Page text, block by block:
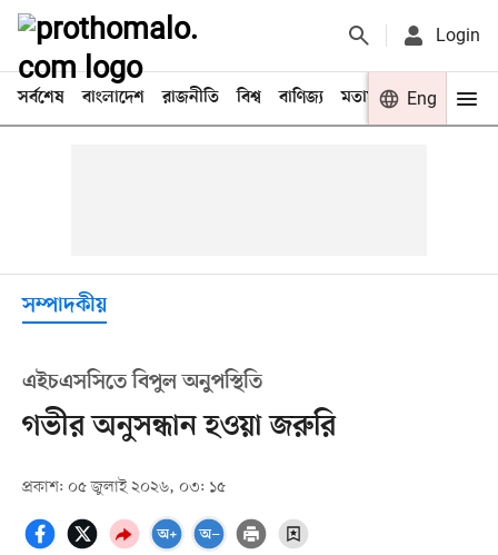
Login
সর্বশেষ বাংলাদেশ রাজনীতি বিশ্ব বাণিজ্য মতামত খেলা
Eng
সম্পাদকীয়
এইচএসসিতে বিপুল অনুপস্থিতি
গভীর অনুসন্ধান হওয়া জরুরি
প্রকাশ: ০৫ জুলাই ২০২৬, ০৩: ১৫